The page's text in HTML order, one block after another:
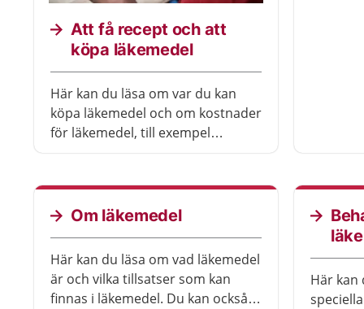
Att få recept och att
köpa läkemedel
Här kan du läsa om var du kan
köpa läkemedel och om kostnader
för läkemedel, till exempel
när du får ett recept och ska
hämta ut det på apoteket.
Om läkemedel
Här kan du läsa om vad läkemedel
är och vilka tillsatser som kan
finnas i läkemedel. Du kan också
Här kan